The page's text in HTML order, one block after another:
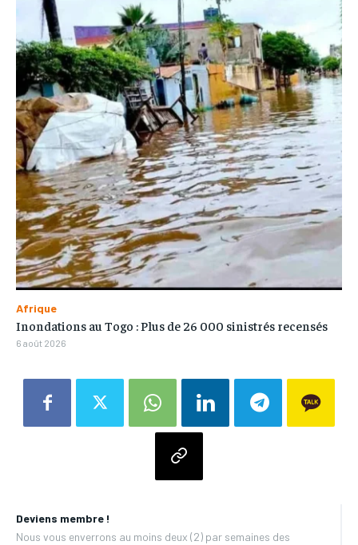
Deviens membre !
Nous vous enverrons au moins deux (2) par semaines des
Afrique
Inondations au Togo : Plus de 26 000 sinistrés recensés
6 août 2026